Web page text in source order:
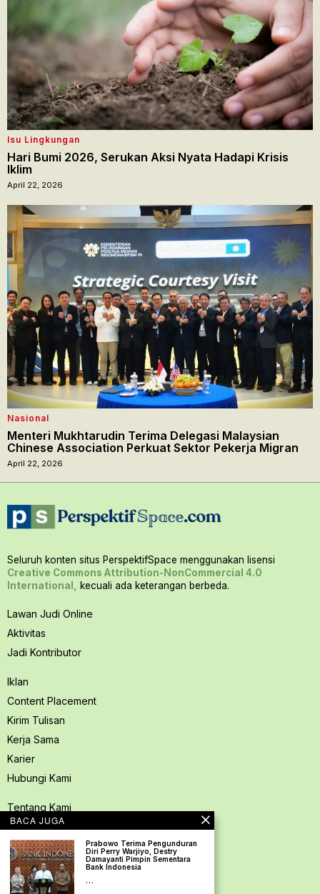
Isu Lingkungan
Hari Bumi 2026, Serukan Aksi Nyata Hadapi Krisis
Iklim
April 22, 2026
Nasional
Menteri Mukhtarudin Terima Delegasi Malaysian
Chinese Association Perkuat Sektor Pekerja Migran
April 22, 2026
Seluruh konten situs PerspektifSpace menggunakan lisensi
Creative Commons Attribution-NonCommercial 4.0
International,
kecuali ada keterangan berbeda.
Lawan Judi Online
Aktivitas
Jadi Kontributor
Iklan
Content Placement
Kirim Tulisan
Kerja Sama
Karier
Hubungi Kami
Tentang Kami
Redaksi PerspektifSpace
Kode Etik Jurnalistik
Pedoman Media Siber
Kebijakan Privasi
BACA JUGA
Prabowo Terima Pengunduran
Diri Perry Warjiyo, Destry
Damayanti Pimpin Sementara
Bank Indonesia
…